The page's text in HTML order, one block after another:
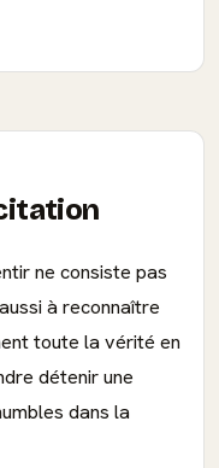
ne consiste pas
à reconnaître
toute la vérité en
détenir une
dans la